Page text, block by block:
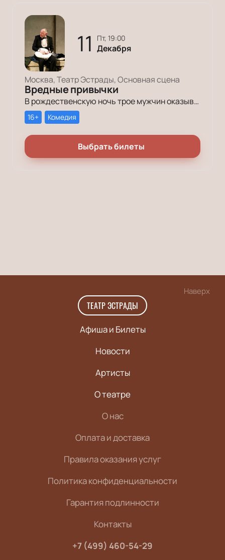
11 пт, 19:00
Декабря
Москва, Театр Эстрады, Основная сцена
Вредные привычки
В рождественскую ночь трое мужчин оказываются в КПЗ за административные правонарушения. Один – за курение в неположенном месте, второй – за алкогольное опьянение, третий – за превышение скорости.
16+ Комедия
Выбрать билеты
Наверх
ТЕАТР ЭСТРАДЫ
Афиша и Билеты
Новости
Артисты
О театре
О нас
Оплата и доставка
Правила оказания услуг
Политика конфиденциальности
Гарантия подлинности
Контакты
+7 (499) 460-54-29